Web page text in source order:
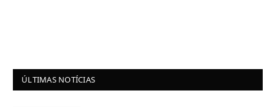
ÚLTIMAS NOTÍCIAS